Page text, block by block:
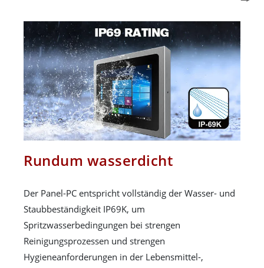
Rundum wasserdicht
Der Panel-PC entspricht vollständig der Wasser- und
Staubbeständigkeit IP69K, um
Spritzwasserbedingungen bei strengen
Reinigungsprozessen und strengen
Hygieneanforderungen in der Lebensmittel-,